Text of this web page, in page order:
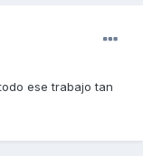
ese trabajo tan